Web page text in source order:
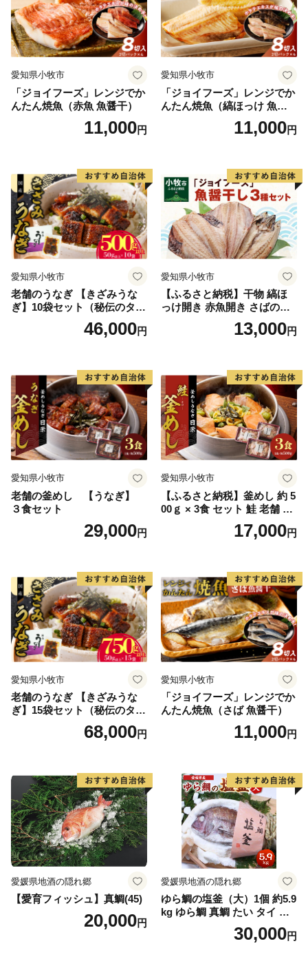
愛知県小牧市
「ジョイフーズ」レンジでか
んたん焼魚（赤魚 魚醤干）
11,000円
愛知県小牧市
「ジョイフーズ」レンジでか
んたん焼魚（縞ほっけ 魚醤
11,000円
愛知県小牧市
老舗のうなぎ 【きざみうな
ぎ】10袋セット（秘伝のタレ
46,000円
愛知県小牧市
【ふるさと納税】干物 縞ほ
っけ開き 赤魚開き さばの開
き 魚醤干し 3種 セット 詰め
合わせ 魚 おかず 肉厚 おいし
取り寄せグルメ 魚醤 ナンプ
ラー 愛知県 小牧市 冷凍 送料
無料
13,000円
愛知県小牧市
老舗の釜めし 【うなぎ】
３食セット
29,000円
愛知県小牧市
【ふるさと納税】釜めし 約 5
00ｇ × 3食 セット 鮭 老舗 急
速冷凍 レンチン 時短 簡単調
理 食品 加工品 海鮮 手作り
り寄せグルメ 愛知県 小牧市
送料無料
17,000円
愛知県小牧市
老舗のうなぎ 【きざみうな
ぎ】15袋セット（秘伝のタレ
68,000円
愛知県小牧市
「ジョイフーズ」レンジでか
んたん焼魚（さば 魚醤干）
11,000円
愛媛県地酒の隠れ郷
【愛育フィッシュ】真鯛(45)
20,000円
愛媛県地酒の隠れ郷
ゆら鯛の塩釜（大）1個 約5.9
kg ゆら鯛 真鯛 たい タイ 鯛
塩釜焼き 塩釜 魚 魚介類 海鮮
祝い事 お祝い ハレの日 食品
30,000円